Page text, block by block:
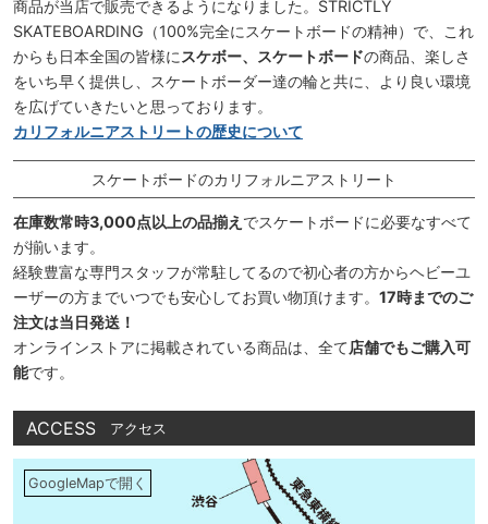
商品が当店で販売できるようになりました。STRICTLY
SKATEBOARDING（100%完全にスケートボードの精神）で、これ
からも日本全国の皆様に スケボー、スケートボードの商品、楽しさ
をいち早く提供し、スケートボーダー達の輪と共に、より良い環境
を広げていきたいと思っております。
カリフォルニアストリートの歴史について
スケートボードのカリフォルニアストリート
在庫数常時3,000点以上の品揃え でスケートボードに必要なすべて
が揃います。
経験豊富な専門スタッフが常駐してるので初心者の方からヘビーユ
ーザーの方までいつでも安心してお買い物頂けます。 17時までのご
注文は当日発送！
オンラインストアに掲載されている商品は、全て店舗でもご購入可
能です。
ACCESS アクセス
GoogleMapで開く